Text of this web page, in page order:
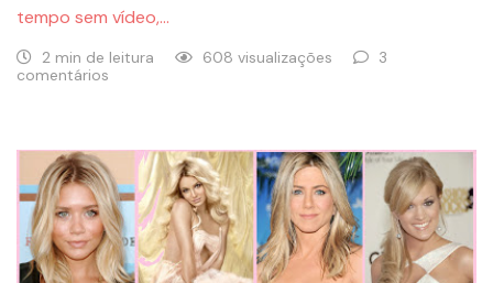
tempo sem vídeo,…
2 min de leitura 608 visualizações
3
comentários